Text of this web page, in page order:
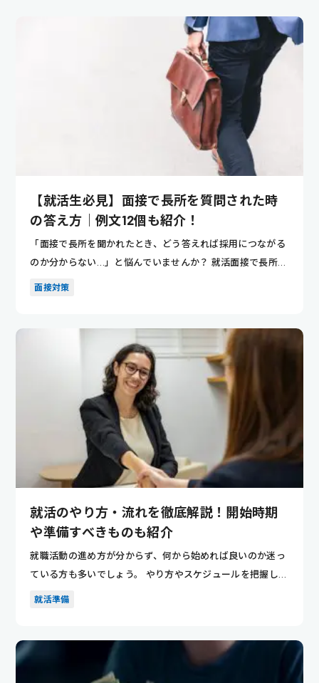
【就活生必見】面接で長所を質問された時
の答え方｜例文12個も紹介！
「面接で長所を聞かれたとき、どう答えれば採用につながる
のか分からない…」と悩んでいませんか？ 就活面接で長所の
質問は必ず...
面接対策
就活のやり方・流れを徹底解説！開始時期
や準備すべきものも紹介
就職活動の進め方が分からず、何から始めれば良いのか迷っ
ている方も多いでしょう。 やり方やスケジュールを把握して
おくことで...
就活準備